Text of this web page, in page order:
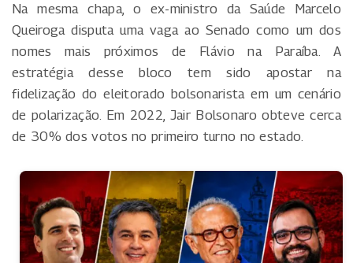
Na mesma chapa, o ex-ministro da Saúde Marcelo
Queiroga disputa uma vaga ao Senado como um dos
nomes mais próximos de Flávio na Paraíba. A
estratégia desse bloco tem sido apostar na
fidelização do eleitorado bolsonarista em um cenário
de polarização. Em 2022, Jair Bolsonaro obteve cerca
de 30% dos votos no primeiro turno no estado.